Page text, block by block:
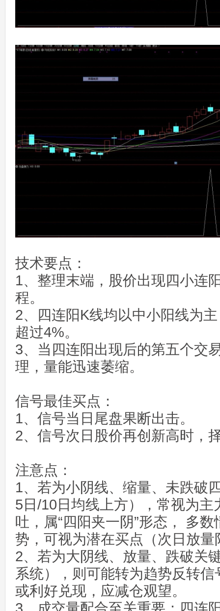
技术要点：
1、整理末端，股价出现四小连
程。
2、四连阳K线均以中小阳线为
超过4%。
3、当四连阳出现后的第五个交
理，量能迅速萎缩。
信号最佳买点：
1、信号当日尾盘果断出击。
2、信号次日股价再创新高时，
注意点：
1、若为小阴线、缩量、未跌破
5日/10日均线上方），常视为主
吐，属“四阳夹一阴”形态， 多
势，可视为潜在买点（次日放
2、若为大阴线、放量、跌破关
系统），则可能转为趋势反转
或利好兑现，应减仓观望。